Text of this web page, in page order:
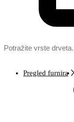
Pregled furnira